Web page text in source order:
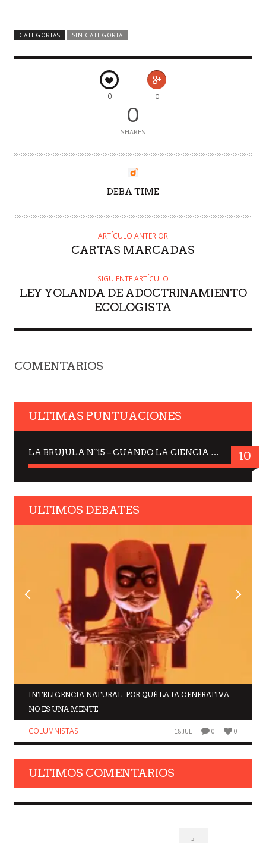
CATEGORÍAS SIN CATEGORÍA
0 0
0
SHARES
DEBA TIME
ARTÍCULO ANTERIOR
CARTAS MARCADAS
SIGUIENTE ARTÍCULO
LEY YOLANDA DE ADOCTRINAMIENTO
ECOLOGISTA
COMENTARIOS
ULTIMAS PUNTUACIONES
LA BRUJULA N°15 – CUANDO LA CIENCIA MIRA AL CIELO, DRA. ELISABETH KÜBLER-ROSS 10
ULTIMOS DEBATES
INTELIGENCIA NATURAL: POR QUÉ LA IA GENERATIVA
NO ES UNA MENTE
COLUMNISTAS 18 JUL 0 0
ULTIMOS COMENTARIOS
5